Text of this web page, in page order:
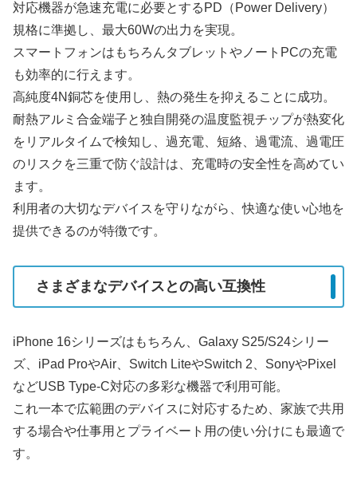
対応機器が急速充電に必要とするPD（Power Delivery）
規格に準拠し、最大60Wの出力を実現。
スマートフォンはもちろんタブレットやノートPCの充電
も効率的に行えます。
高純度4N銅芯を使用し、熱の発生を抑えることに成功。
耐熱アルミ合金端子と独自開発の温度監視チップが熱変化
をリアルタイムで検知し、過充電、短絡、過電流、過電圧
のリスクを三重で防ぐ設計は、充電時の安全性を高めてい
ます。
利用者の大切なデバイスを守りながら、快適な使い心地を
提供できるのが特徴です。
さまざまなデバイスとの高い互換性
iPhone 16シリーズはもちろん、Galaxy S25/S24シリー
ズ、iPad ProやAir、Switch LiteやSwitch 2、SonyやPixel
などUSB Type-C対応の多彩な機器で利用可能。
これ一本で広範囲のデバイスに対応するため、家族で共用
する場合や仕事用とプライベート用の使い分けにも最適で
す。